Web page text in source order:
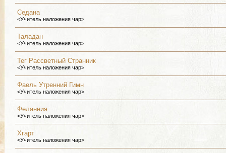
Седана
<Учитель наложения чар>
Таладан
<Учитель наложения чар>
Тег Рассветный Странник
<Учитель наложения чар>
Фаель Утренний Гимн
<Учитель наложения чар>
Феланния
<Учитель наложения чар>
Хгарт
<Учитель наложения чар>